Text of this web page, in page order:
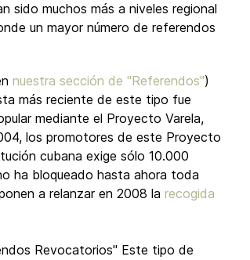
sido muchos más a niveles regional
un mayor número de referendos
nuestra sección de "Referendos")
más reciente de este tipo fue
mediante el Proyecto Varela,
los promotores de este Proyecto
cubana exige sólo 10.000
ha bloqueado hasta ahora toda
a relanzar en 2008 la recogida
Revocatorios" Este tipo de